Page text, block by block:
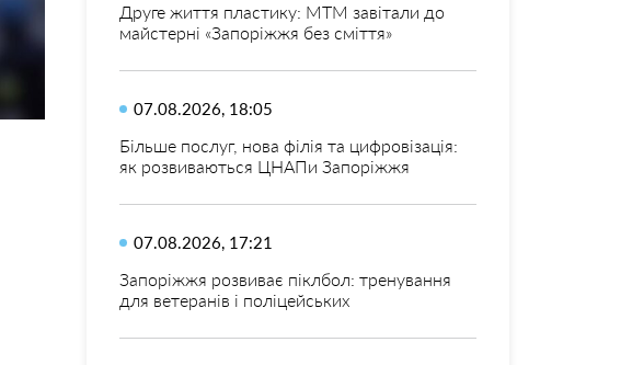
Друге життя пластику: МТМ завітали до
майстерні «Запоріжжя без сміття»
07.08.2026, 18:05
Більше послуг, нова філія та цифровізація:
як розвиваються ЦНАПи Запоріжжя
07.08.2026, 17:21
Запоріжжя розвиває піклбол: тренування
для ветеранів і поліцейських